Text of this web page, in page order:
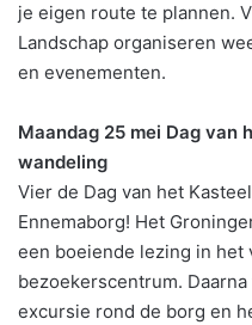
je eigen route te plannen.
Landschap organiseren
en evenementen.
Maandag 25 mei Dag van
wandeling
Vier de Dag van het
Ennemaborg! Het
een boeiende lezing in het
bezoekerscentrum.
excursie rond de borg en